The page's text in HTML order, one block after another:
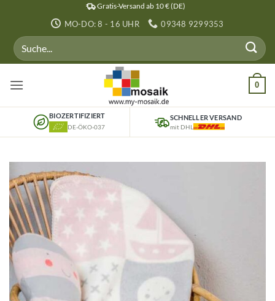
springen
Gratis-Versand ab 10 € (DE)
MO-DO: 8 - 16 UHR 09348 9299353
Suchen
nach:
0
BIOZERTIFIZIERT
DE-ÖKO-037
SCHNELLER VERSAND
mit DHL